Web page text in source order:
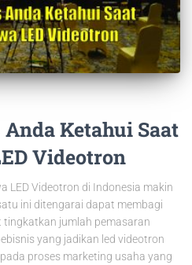
Ketahui Saat
Videotron
LED Videotron di Indonesia makin
ini ditengarai dapat membagi
jumlah pemasaran
yang jadikan led videotron
proses marketing usaha yang